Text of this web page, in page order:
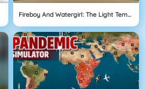
Fireboy And Watergirl: The Light Temple